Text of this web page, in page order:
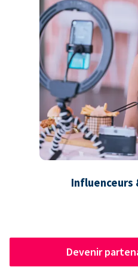
Influenceurs
Devenir